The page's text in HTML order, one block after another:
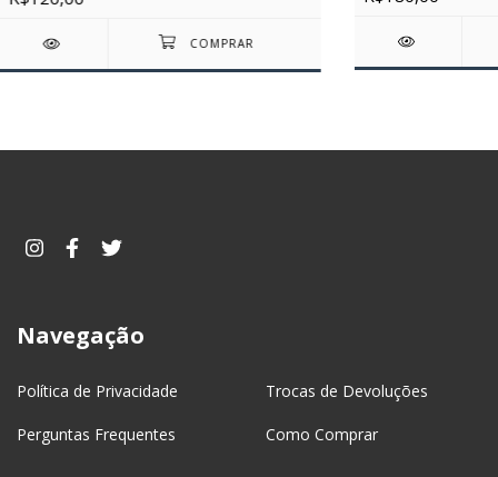
Navegação
Política de Privacidade Trocas de Devoluções
Perguntas Frequentes Como Comprar